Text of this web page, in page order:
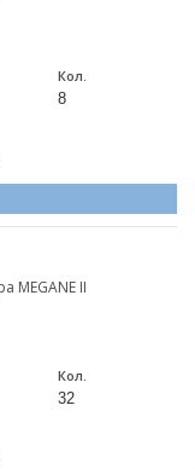
Кол.
8
MEGANE II
Кол.
32